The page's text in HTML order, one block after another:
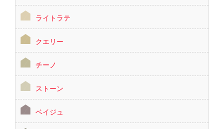
ライトラテ
クエリー
チーノ
ストーン
ベイジュ